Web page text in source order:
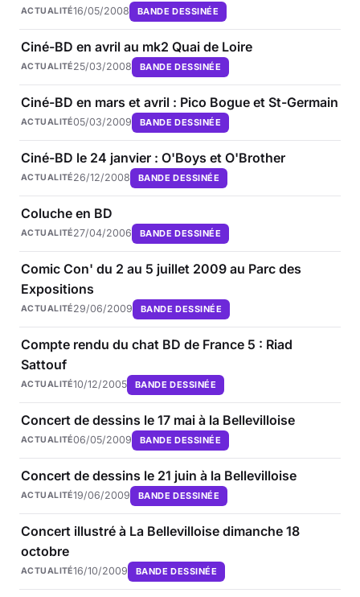
ACTUALITÉ16/05/2008 BANDE DESSINÉE
Ciné-BD en avril au mk2 Quai de Loire
ACTUALITÉ25/03/2008 BANDE DESSINÉE
Ciné-BD en mars et avril : Pico Bogue et St-Germain
ACTUALITÉ05/03/2009 BANDE DESSINÉE
Ciné-BD le 24 janvier : O'Boys et O'Brother
ACTUALITÉ26/12/2008 BANDE DESSINÉE
Coluche en BD
ACTUALITÉ27/04/2006 BANDE DESSINÉE
Comic Con' du 2 au 5 juillet 2009 au Parc des
Expositions
ACTUALITÉ29/06/2009 BANDE DESSINÉE
Compte rendu du chat BD de France 5 : Riad
Sattouf
ACTUALITÉ10/12/2005 BANDE DESSINÉE
Concert de dessins le 17 mai à la Bellevilloise
ACTUALITÉ06/05/2009 BANDE DESSINÉE
Concert de dessins le 21 juin à la Bellevilloise
ACTUALITÉ19/06/2009 BANDE DESSINÉE
Concert illustré à La Bellevilloise dimanche 18
octobre
ACTUALITÉ16/10/2009 BANDE DESSINÉE